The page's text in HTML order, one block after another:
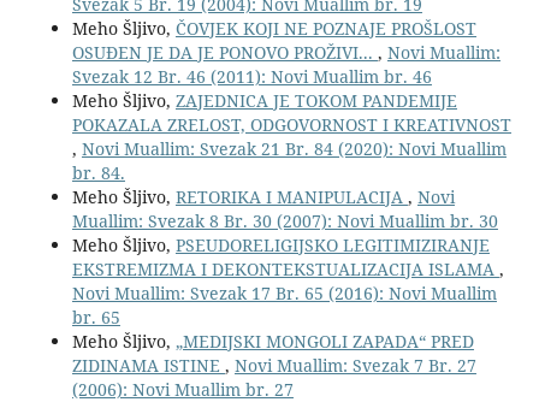
Meho Šljivo, ČOVJEK KOJI NE POZNAJE PROŠLOST
OSUĐEN JE DA JE PONOVO PROŽIVI... , Novi Muallim:
Svezak 12 Br. 46 (2011): Novi Muallim br. 46
Meho Šljivo, ZAJEDNICA JE TOKOM PANDEMIJE
POKAZALA ZRELOST, ODGOVORNOST I KREATIVNOST
, Novi Muallim: Svezak 21 Br. 84 (2020): Novi Muallim
br. 84.
Meho Šljivo, RETORIKA I MANIPULACIJA , Novi
Muallim: Svezak 8 Br. 30 (2007): Novi Muallim br. 30
Meho Šljivo, PSEUDORELIGIJSKO LEGITIMIZIRANJE
EKSTREMIZMA I DEKONTEKSTUALIZACIJA ISLAMA ,
Novi Muallim: Svezak 17 Br. 65 (2016): Novi Muallim
br. 65
Meho Šljivo, „MEDIJSKI MONGOLI ZAPADA“ PRED
ZIDINAMA ISTINE , Novi Muallim: Svezak 7 Br. 27
(2006): Novi Muallim br. 27